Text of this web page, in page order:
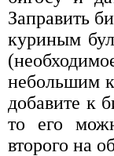
Заправить
куриным
небольшим
добавите к
то его
второго на